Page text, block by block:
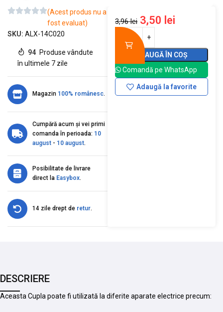
(Acest produs nu a
fost evaluat)
SKU: ALX-14C020
94 Produse vândute
în ultimele 7 zile
Magazin 100% românesc.
Cumpără acum și vei primi
comanda în perioada: 10
august - 10 august.
Posibilitate de livrare
direct la Easybox.
14 zile drept de retur.
3,96lei 3,50 lei
ADAUGĂ ÎN COȘ
Comandă pe WhatsApp
Adaugă la favorite
DESCRIERE
Aceasta Cupla poate fi utilizată la diferite aparate electrice precum: